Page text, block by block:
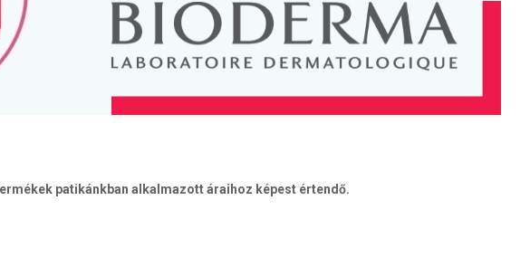
patikánkban alkalmazott áraihoz képest értendő.